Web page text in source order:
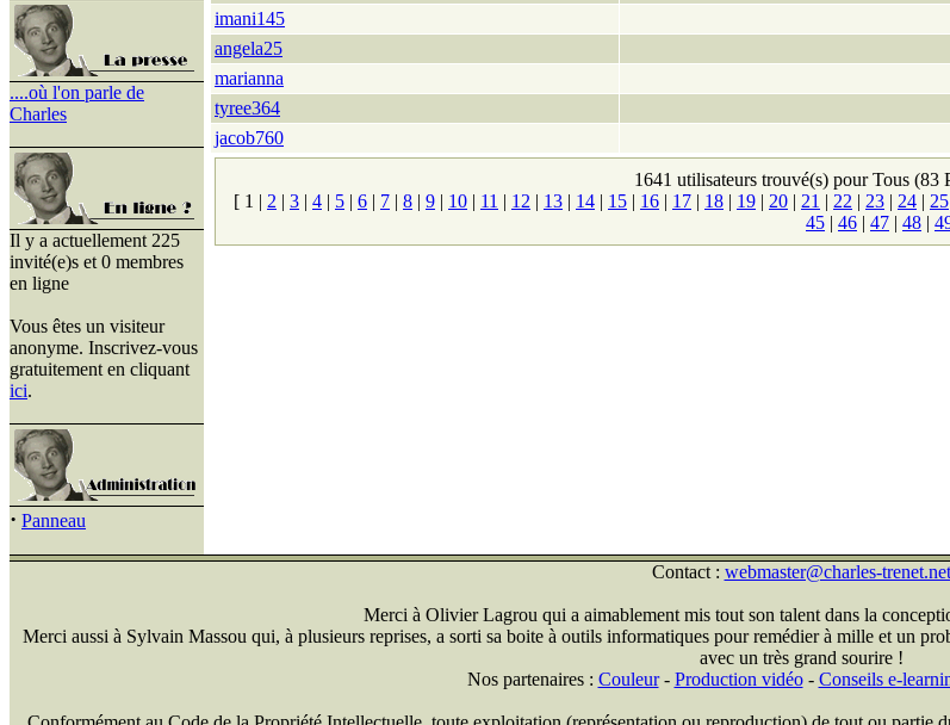
....où l'on parle de
Charles
Il y a actuellement 225
invité(e)s et 0 membres
en ligne
Vous êtes un visiteur
anonyme. Inscrivez-vous
gratuitement en cliquant
ici.
· Panneau
imani145
angela25
marianna
tyree364
jacob760
1641 utilisateurs trouvé(s) pour Tous (83
[ 1 | 2 | 3 | 4 | 5 | 6 | 7 | 8 | 9 | 10 | 11 | 12 | 13 | 14 | 15 | 16 | 17 | 18 | 19 | 20 | 21 | 22 | 23 | 24 | 25
45 | 46 | 47 | 48 |
Contact : webmaster@charles-trenet.net
Merci à Olivier Lagrou qui a aimablement mis tout son talent dans la
Merci aussi à Sylvain Massou qui, à plusieurs reprises, a sorti sa boite à outils informatiques pour remédier à mille et un
avec un très grand sourire !
Nos partenaires : Couleur- Production vidéo- Conseils e-